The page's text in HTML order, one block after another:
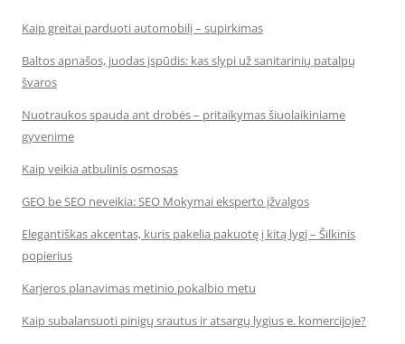
Kaip greitai parduoti automobilį – supirkimas
Baltos apnašos, juodas įspūdis: kas slypi už sanitarinių patalpų
švaros
Nuotraukos spauda ant drobės – pritaikymas šiuolaikiniame
gyvenime
Kaip veikia atbulinis osmosas
GEO be SEO neveikia: SEO Mokymai eksperto įžvalgos
Elegantiškas akcentas, kuris pakelia pakuotę į kitą lygį – Šilkinis
popierius
Karjeros planavimas metinio pokalbio metu
Kaip subalansuoti pinigų srautus ir atsargų lygius e. komercijoje?